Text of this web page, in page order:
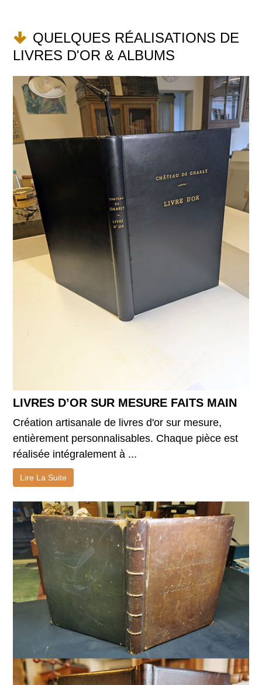
QUELQUES RÉALISATIONS DE
LIVRES D'OR & ALBUMS
LIVRES D’OR SUR MESURE FAITS MAIN
Création artisanale de livres d'or sur mesure,
entièrement personnalisables. Chaque pièce est
réalisée intégralement à ...
Lire La Suite